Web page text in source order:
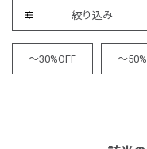
絞り込み
～30%OFF ～